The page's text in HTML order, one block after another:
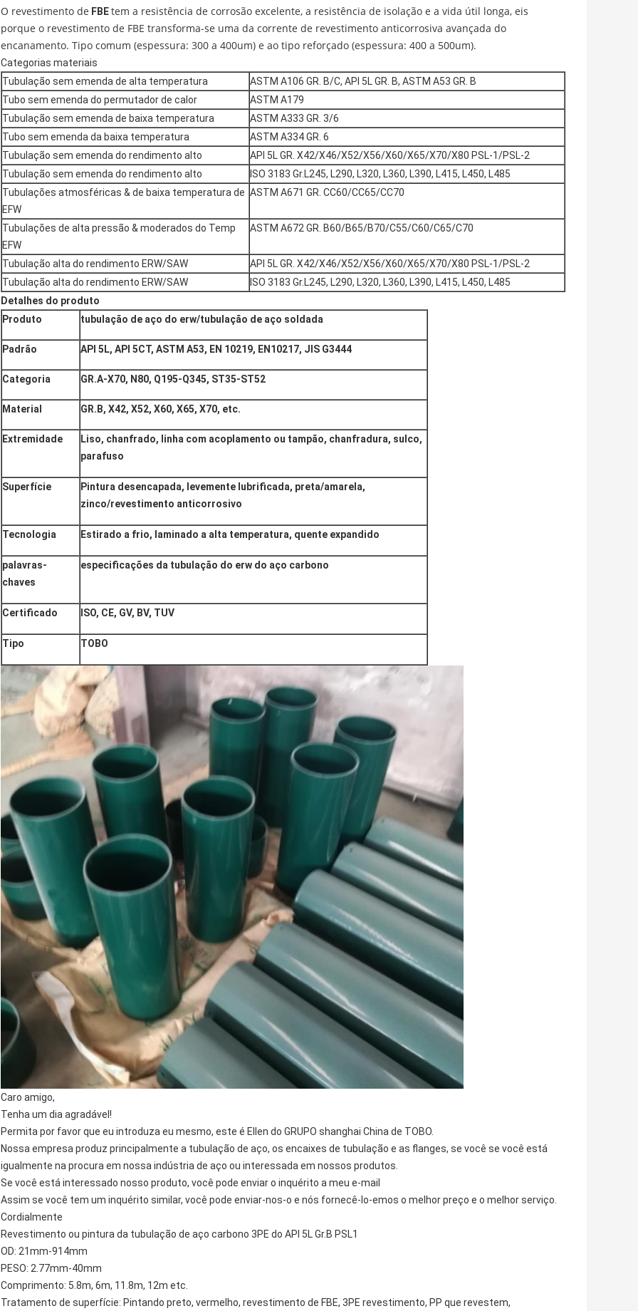
O revestimento de FBEtem a resistência de corrosão excelente, a resistência de isolação e a vida útil longa, eis
porque o revestimento de FBE transforma-se uma da corrente de revestimento anticorrosiva avançada do
encanamento. Tipo comum (espessura: 300 a 400um) e ao tipo reforçado (espessura: 400 a 500um).
Categorias materiais
Tubulação sem emenda de alta temperatura
ASTM A106 GR. B/C, API 5L GR. B, ASTM A53 GR. B
Tubo sem emenda do permutador de calor
ASTM A179
Tubulação sem emenda de baixa temperatura
ASTM A333 GR. 3/6
Tubo sem emenda da baixa temperatura
ASTM A334 GR. 6
Tubulação sem emenda do rendimento alto
API 5L GR. X42/X46/X52/X56/X60/X65/X70/X80 PSL-1/PSL-2
Tubulação sem emenda do rendimento alto
ISO 3183 Gr.L245, L290, L320, L360, L390, L415, L450, L485
Tubulações atmosféricas & de baixa temperatura de
EFW
ASTM A671 GR. CC60/CC65/CC70
Tubulações de alta pressão & moderados do Temp
EFW
ASTM A672 GR. B60/B65/B70/C55/C60/C65/C70
Tubulação alta do rendimento ERW/SAW
API 5L GR. X42/X46/X52/X56/X60/X65/X70/X80 PSL-1/PSL-2
Tubulação alta do rendimento ERW/SAW
ISO 3183 Gr.L245, L290, L320, L360, L390, L415, L450, L485
Detalhes do produto
Produto
tubulação de aço do erw/tubulação de aço soldada
Padrão API 5L, API 5CT, ASTM A53, EN 10219, EN10217, JIS G3444
Categoria GR.A-X70, N80, Q195-Q345, ST35-ST52
Material GR.B, X42, X52, X60, X65, X70, etc.
Extremidade
Liso, chanfrado, linha com acoplamento ou tampão, chanfradura, sulco,
parafuso
Superfície
Pintura desencapada, levemente lubrificada, preta/amarela,
zinco/revestimento anticorrosivo
Tecnologia Estirado a frio, laminado a alta temperatura, quente expandido
palavras-
chaves
especificações da tubulação do erw do aço carbono
Certificado ISO, CE, GV, BV, TUV
Tipo TOBO
Caro amigo,
Tenha um dia agradável!
Permita por favor que eu introduza eu mesmo, este é Ellen do GRUPO shanghai China de TOBO.
Nossa empresa produz principalmente a tubulação de aço, os encaixes de tubulação e as flanges, se você se você está
igualmente na procura em nossa indústria de aço ou interessada em nossos produtos.
Se você está interessado nosso produto, você pode enviar o inquérito a meu e-mail
Assim se você tem um inquérito similar, você pode enviar-nos-o e nós fornecê-lo-emos o melhor preço e o melhor serviço.
Cordialmente
Revestimento ou pintura da tubulação de aço carbono 3PE do API 5L Gr.B PSL1
OD: 21mm-914mm
PESO: 2.77mm-40mm
Comprimento: 5.8m, 6m, 11.8m, 12m etc.
Tratamento de superfície: Pintando preto, vermelho, revestimento de FBE, 3PE revestimento, PP que revestem,